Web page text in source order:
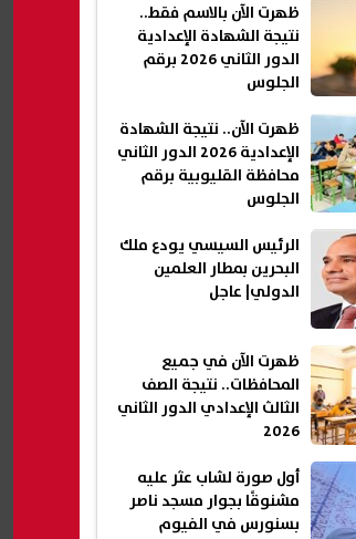
ظهرت الآن بالاسم فقط..
نتيجة الشهادة الإعدادية
الدور الثاني 2026 برقم
الجلوس
ظهرت الآن.. نتيجة الشهادة
الإعدادية 2026 الدور الثاني
محافظة القليوبية برقم
الجلوس
الرئيس السيسي يودع ملك
البحرين بمطار العلمين
الدولي| عاجل
ظهرت الآن في جميع
المحافظات.. نتيجة الصف
الثالث الإعدادي الدور الثاني
2026
أول صورة لشاب عثر عليه
مشنوقًا بجوار مسجد ناصر
بسنورس في الفيوم